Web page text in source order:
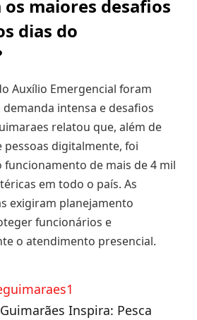
maiores desafios
dias do
Auxílio Emergencial foram
intensa e desafios
relatou que, além de
digitalmente, foi
de mais de 4 mil
em todo o país. As
exigiram planejamento
funcionários e
o atendimento presencial.
Inspira: Pesca